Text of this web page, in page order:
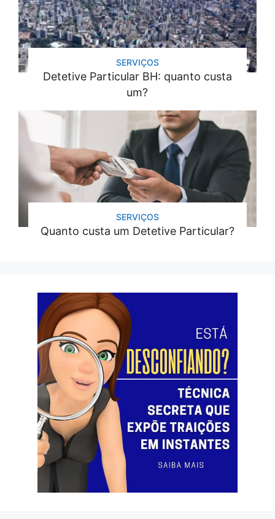
SERVIÇOS
Detetive Particular BH: quanto custa
um?
SERVIÇOS
Quanto custa um Detetive Particular?